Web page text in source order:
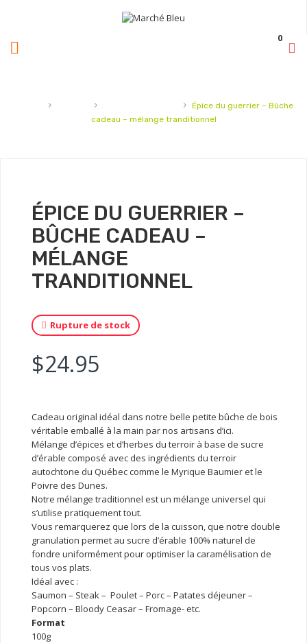
0
› › › Épice du guerrier – Bûche
cadeau – mélange tranditionnel
ÉPICE DU GUERRIER –
BÛCHE CADEAU –
MÉLANGE
TRANDITIONNEL
Rupture de stock
$24.95
Cadeau original idéal dans notre belle petite bûche de bois
véritable emballé à la main par nos artisans d’ici.
Mélange d’épices et d’herbes du terroir à base de sucre
d’érable composé avec des ingrédients du terroir
autochtone du Québec comme le Myrique Baumier et le
Poivre des Dunes.
Notre mélange traditionnel est un mélange universel qui
s’utilise pratiquement tout.
Vous remarquerez que lors de la cuisson, que notre double
granulation permet au sucre d’érable 100% naturel de
fondre uniformément pour optimiser la caramélisation de
tous vos plats.
Idéal avec :
Saumon – Steak – Poulet – Porc – Patates déjeuner –
Popcorn – Bloody Ceasar – Fromage- etc.
Format
100g